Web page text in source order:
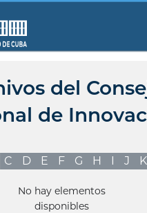
del
de
C D E F G H I J K
No hay elementos
disponibles